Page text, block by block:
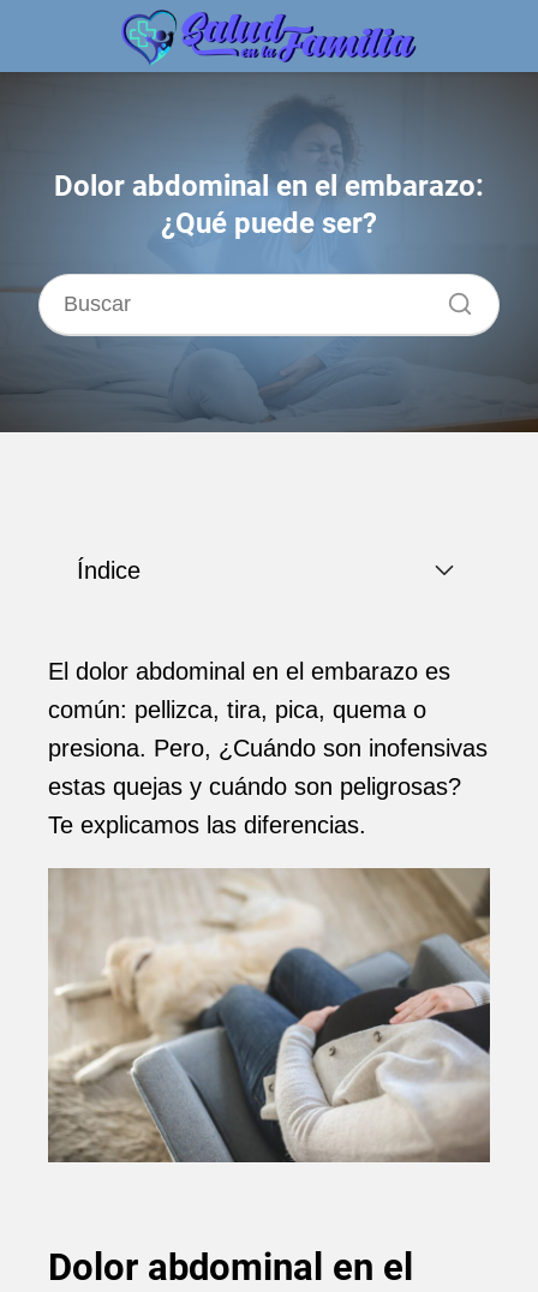
Dolor abdominal en el embarazo:
¿Qué puede ser?
Índice
El dolor abdominal en el embarazo es
común: pellizca, tira, pica, quema o
presiona. Pero, ¿Cuándo son inofensivas
estas quejas y cuándo son peligrosas?
Te explicamos las diferencias.
Dolor abdominal en el